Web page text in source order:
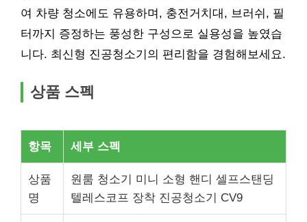
여 차량 청소에도 유용하며, 충전거치대, 브러쉬, 필
터까지 증정하는 풍성한 구성으로 실용성을 높였습
니다. 최신형 진공청소기의 편리함을 경험해보세요.
상품 스펙
항목 세부 스펙
상품
명
원룸 청소기 미니 소형 핸디 셀프스탠딩
텔레스코프 장착 진공청소기 CV9